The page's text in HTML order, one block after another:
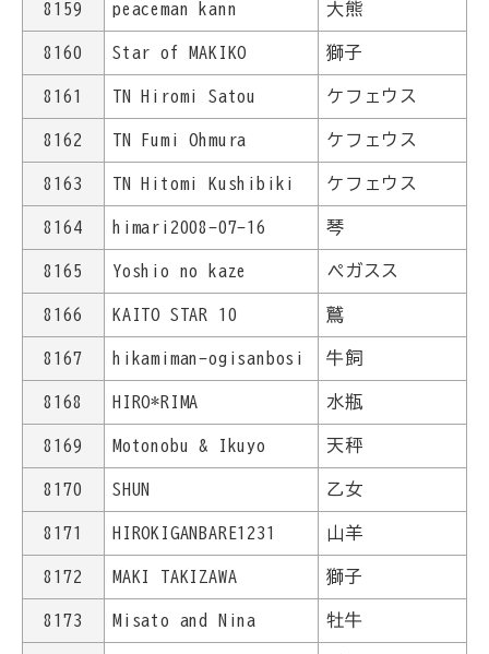
8159 peaceman kann 大熊
8160 Star of MAKIKO 獅子
8161 TN Hiromi Satou ケフェウス
8162 TN Fumi Ohmura ケフェウス
8163 TN Hitomi Kushibiki ケフェウス
8164 himari2008-07-16 琴
8165 Yoshio no kaze ペガスス
8166 KAITO STAR 10 鷲
8167 hikamiman-ogisanbosi 牛飼
8168 HIRO*RIMA 水瓶
8169 Motonobu & Ikuyo 天秤
8170 SHUN 乙女
8171 HIROKIGANBARE1231 山羊
8172 MAKI TAKIZAWA 獅子
8173 Misato and Nina 牡牛